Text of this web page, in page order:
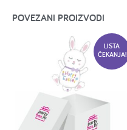
POVEZANI PROIZVODI
LISTA
ČEKANJA!